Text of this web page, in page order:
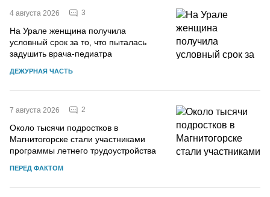
4 августа 2026 3
На Урале женщина получила
условный срок за то, что пыталась
задушить врача-педиатра
ДЕЖУРНАЯ ЧАСТЬ
7 августа 2026 2
Около тысячи подростков в
Магнитогорске стали участниками
программы летнего трудоустройства
ПЕРЕД ФАКТОМ